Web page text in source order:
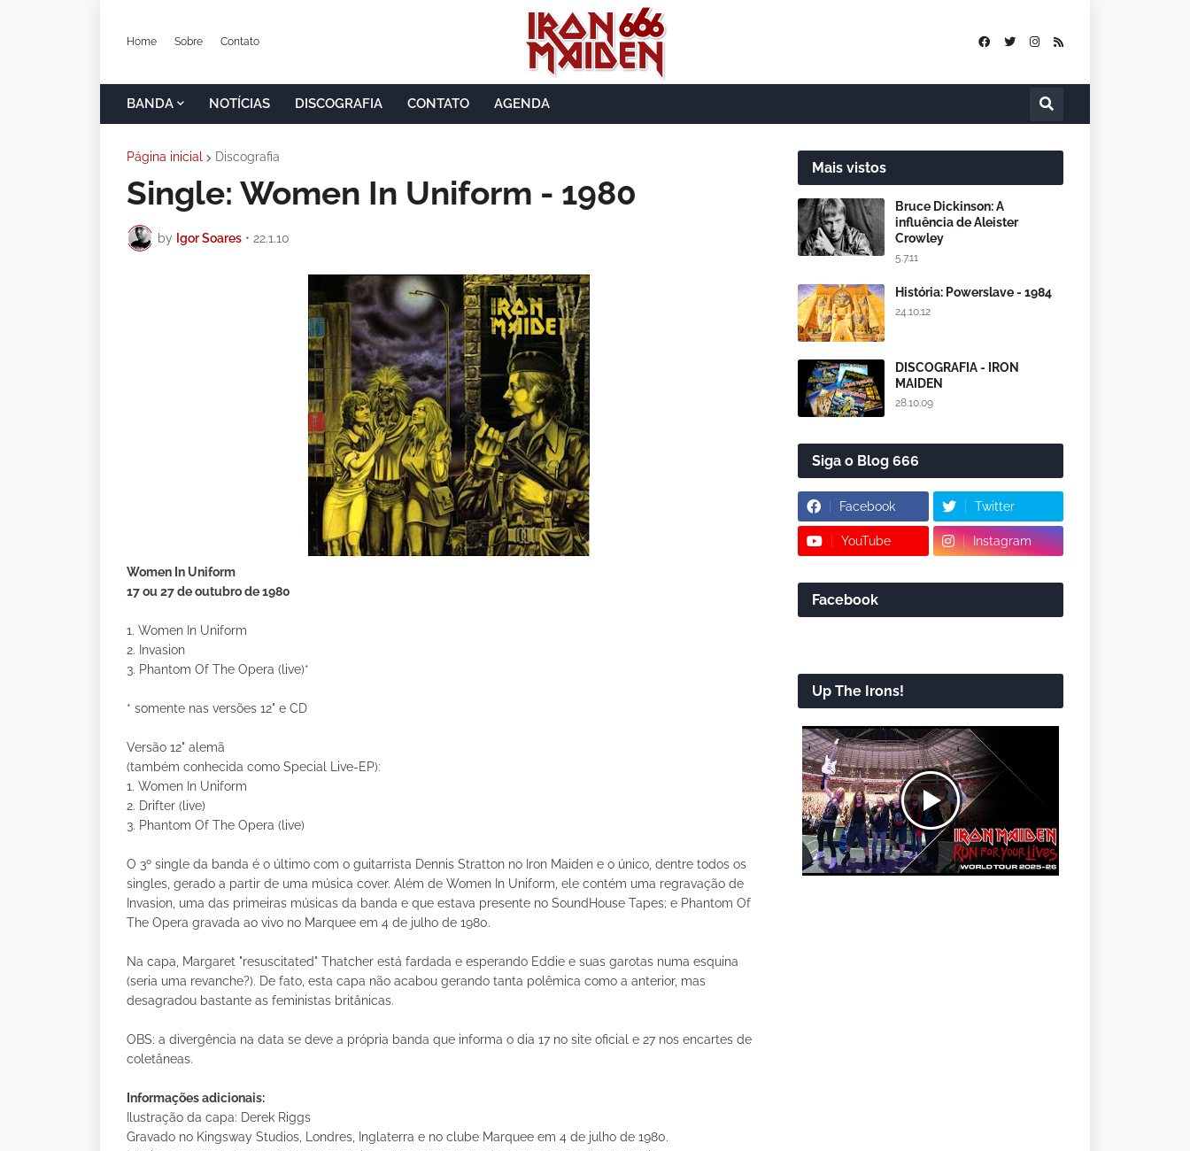
Home Sobre Contato
BANDA NOTÍCIAS DISCOGRAFIA CONTATO AGENDA
Página inicial Discografia
Single: Women In Uniform - 1980
by Igor Soares • 22.1.10
Women In Uniform
17 ou 27 de outubro de 1980
1. Women In Uniform
2. Invasion
3. Phantom Of The Opera (live)*
* somente nas versões 12" e CD
Versão 12" alemã
(também conhecida como Special Live-EP):
1. Women In Uniform
2. Drifter (live)
3. Phantom Of The Opera (live)
O 3º single da banda é o último com o guitarrista Dennis Stratton no Iron Maiden e o único, dentre todos os
singles, gerado a partir de uma música cover. Além de Women In Uniform, ele contém uma regravação de
Invasion, uma das primeiras músicas da banda e que estava presente no SoundHouse Tapes; e Phantom Of
The Opera gravada ao vivo no Marquee em 4 de julho de 1980.
Na capa, Margaret "resuscitated" Thatcher está fardada e esperando Eddie e suas garotas numa esquina
(seria uma revanche?). De fato, esta capa não acabou gerando tanta polêmica como a anterior, mas
desagradou bastante as feministas britânicas.
OBS: a divergência na data se deve a própria banda que informa o dia 17 no site oficial e 27 nos encartes de
coletâneas.
Informações adicionais:
Ilustração da capa: Derek Riggs
Gravado no Kingsway Studios, Londres, Inglaterra e no clube Marquee em 4 de julho de 1980.
Mais vistos
Bruce Dickinson: A
influência de Aleister
Crowley
5.7.11
História: Powerslave - 1984
24.10.12
DISCOGRAFIA - IRON
MAIDEN
28.10.09
Siga o Blog 666
Facebook Twitter
YouTube Instagram
Facebook
Up The Irons!